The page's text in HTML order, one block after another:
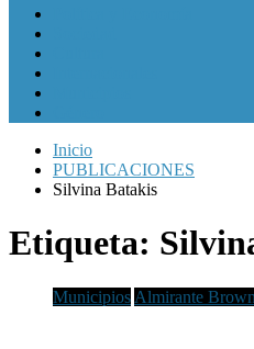
Inicio
PUBLICACIONES
Silvina Batakis
Etiqueta:
Municipios Almirante Brown